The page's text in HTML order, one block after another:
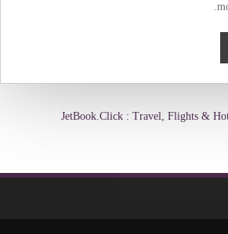
JetBook.Click : Travel, Flights &